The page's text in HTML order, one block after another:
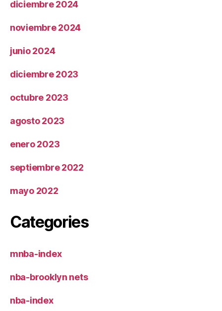
diciembre 2024
noviembre 2024
junio 2024
diciembre 2023
octubre 2023
agosto 2023
enero 2023
septiembre 2022
mayo 2022
Categories
mnba-index
nba-brooklyn nets
nba-index